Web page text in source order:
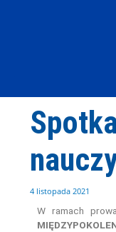
4 listopada 2021
W ramach